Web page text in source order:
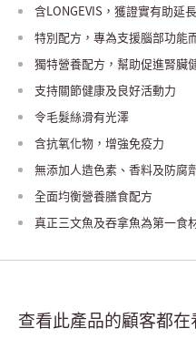
含LONGEVIS，獲證實有助延
特別配方，專為支援腦部功能
獨特營養配方，幫助促進腎臟
支持關節健康及良好活動力
令毛髮絲滑有光澤
含抗氧化物，增強免疫力
無添加人造色素、香料及防腐
全面均衡營養膳食配方
真正三文魚及吞拿魚為第一食
查看此產品的顧客都在